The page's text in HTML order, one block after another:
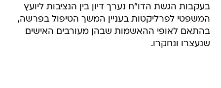
בעקבות הגשת הדו"ח נערך דיון בין הנציבות ליועץ
המשפטי לפרליקטות בעניין המשך הטיפול בפרשה,
בהתאם לאופי ההאשמות שבהן מעורבים האישים
שנעצרו ונחקרו.